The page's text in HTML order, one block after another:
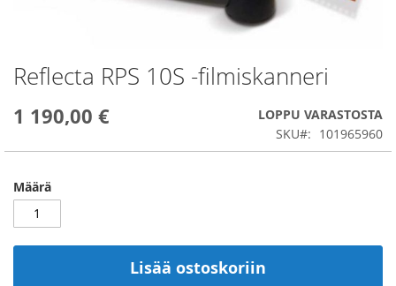
Reflecta RPS 10S -filmiskanneri
1 190,00 €
LOPPU VARASTOSTA
SKU
101965960
Määrä
Lisää ostoskoriin
Skip
to
beginning
the
gallery